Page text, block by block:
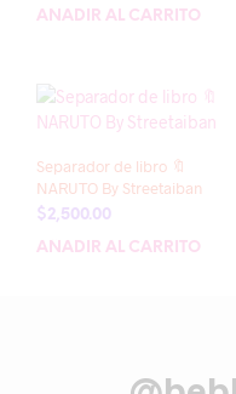
AÑADIR AL CARRITO
Separador de libro 🔖
NARUTO By Streetaiban
$2,500.00
AÑADIR AL CARRITO